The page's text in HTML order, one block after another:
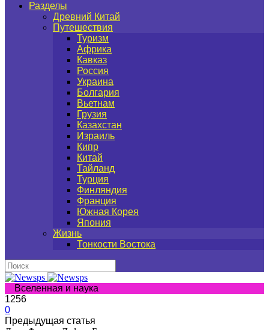
Разделы
Древний Китай
Путешествия
Туризм
Африка
Кавказ
Россия
Украина
Болгария
Вьетнам
Грузия
Казахстан
Израиль
Кипр
Китай
Тайланд
Турция
Финляндия
Франция
Южная Корея
Япония
Жизнь
Тонкости Востока
Вселенная и наука
1256
0
Предыдущая статья